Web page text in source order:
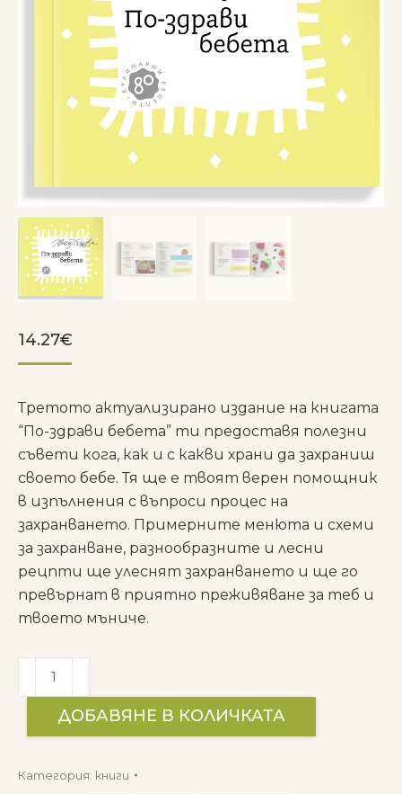
14.27€
Третото актуализирано издание на книгата
“По-здрави бебета” ти предоставя полезни
съвети кога, как и с какви храни да захраниш
своето бебе. Тя ще е твоят верен помощник
в изпълнения с въпроси процес на
захранването. Примерните менюта и схеми
за захранване, разнообразните и лесни
рецпти ще улеснят захранването и ще го
превърнат в приятно преживяване за теб и
твоето мъниче.
количество
Кулинарна
книга
здрави
ДОБАВЯНЕ В КОЛИЧКАТА
Категория: книги